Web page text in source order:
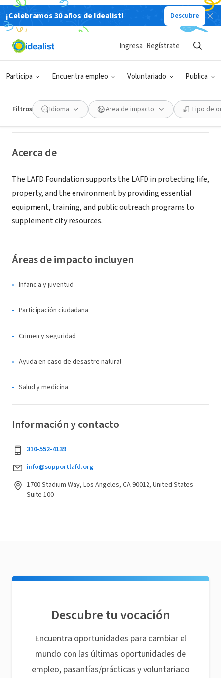
¡Celebramos 30 años de Idealist! Descubre
Participa Encuentra empleo Voluntariado Publica
Ingresa Regístrate
Filtros Idioma Área de impacto Tipo de
Los Angeles Fire Department
Foundation
Los Angeles, CA|www.supportlafd.org
Acerca de
The LAFD Foundation supports the LAFD in protecting life,
property, and the environment by providing essential
equipment, training, and public outreach programs to
supplement city resources.
Áreas de impacto incluyen
Infancia y juventud
Participación ciudadana
Crimen y seguridad
Ayuda en caso de desastre natural
Salud y medicina
Información y contacto
310-552-4139
info@supportlafd.org
1700 Stadium Way, Los Angeles, CA 90012, United States
Suite 100
Descubre tu vocación
Encuentra oportunidades para cambiar el
mundo con las últimas oportunidades de
empleo, pasantías/prácticas y voluntariado